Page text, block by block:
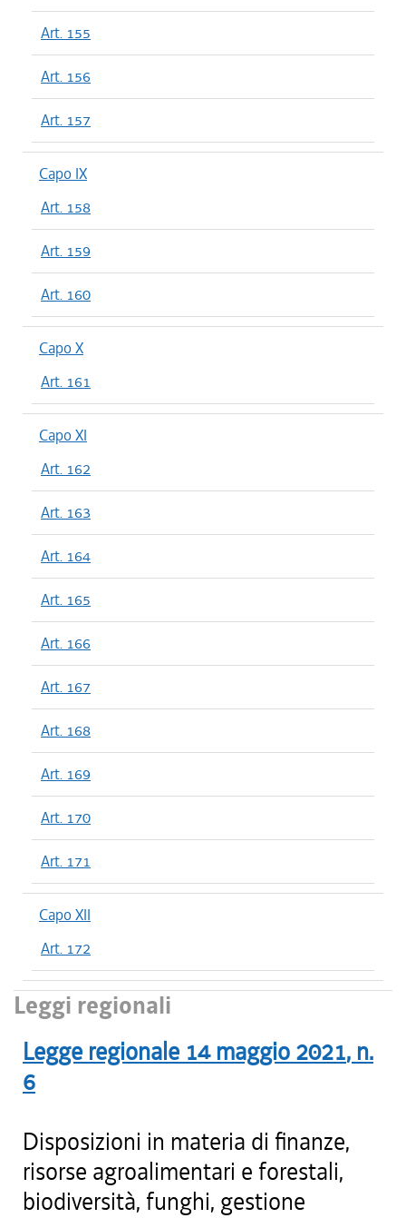
Art. 155
Art. 156
Art. 157
Capo IX
Art. 158
Art. 159
Art. 160
Capo X
Art. 161
Capo XI
Art. 162
Art. 163
Art. 164
Art. 165
Art. 166
Art. 167
Art. 168
Art. 169
Art. 170
Art. 171
Capo XII
Art. 172
Leggi regionali
Legge regionale 14 maggio 2021, n.
6
Disposizioni in materia di finanze,
risorse agroalimentari e forestali,
biodiversità, funghi, gestione